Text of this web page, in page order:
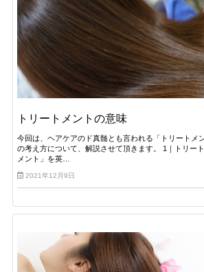
トリートメントの意味
今回は、ヘアケアのド真髄とも言われる「トリートメ
の考え方について、解説させて頂きます。 1｜トリー
メント」を英…
2021年12月9日